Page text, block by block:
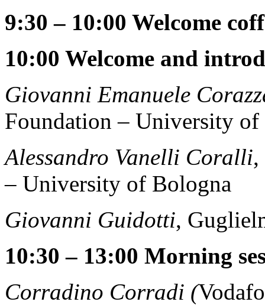
9:30 – 10:00 Welcome
10:00 Welcome and
Giovanni Emanuele
Foundation – University of
Alessandro Vanelli Coralli
– University of Bologna
Giovanni Guidotti,
10:30 – 13:00 Morning
Corradino Corradi (